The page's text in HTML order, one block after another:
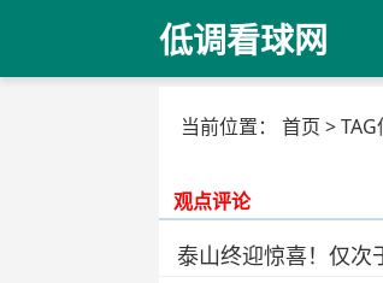
低调看球网
当前位置： 首页 >
观点评论
泰山终迎惊喜！仅次